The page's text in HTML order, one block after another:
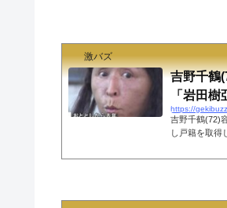
激バズ
吉野千鶴
「岩田
https://
吉野千鶴(72)
し戸籍を取得
吉野千鶴(72)
逮捕されまし